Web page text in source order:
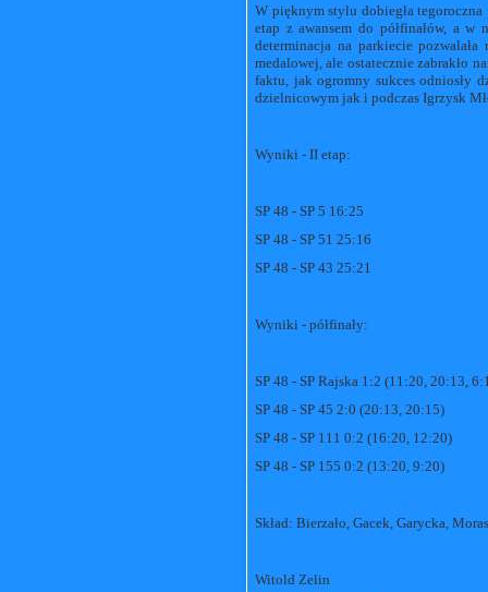
W pięknym stylu dobiegła
etap z awansem do półfinałów, a
determinacja na parkiecie
medalowej, ale ostatecznie zabrakło
faktu, jak ogromny sukces odniosły
dzielnicowym jak i podczas Igrzysk
Wyniki - II etap:
SP 48 - SP 5 16:25
SP 48 - SP 51 25:16
SP 48 - SP 43 25:21
Wyniki - półfinały:
SP 48 - SP Rajska 1:2 (11:20, 20:13,
SP 48 - SP 45 2:0 (20:13, 20:15)
SP 48 - SP 111 0:2 (16:20, 12:20)
SP 48 - SP 155 0:2 (13:20, 9:20)
Skład: Bierzało, Gacek, Garycka,
Witold Zelin